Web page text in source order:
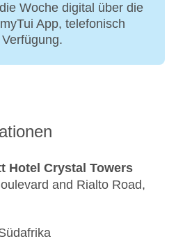
Woche digital über die
App, telefonisch
Hotel Crystal Towers
and Rialto Road,